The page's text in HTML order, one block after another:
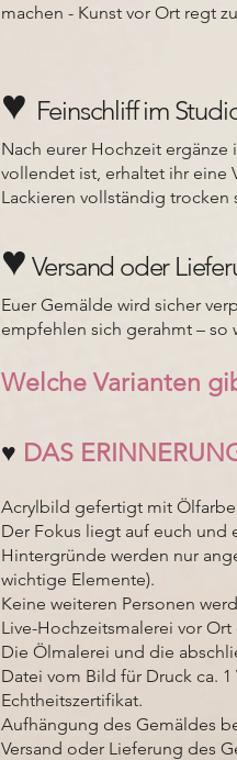
machen - Kunst vor Ort regt
♥️ Feinschliff im
Nach eurer Hochzeit
vollendet ist, erhaltet ihr eine
Lackieren vollständig trocken
♥️ Versand oder
Euer Gemälde wird sicher
empfehlen sich gerahmt – so
Welche Varianten
♥️ DAS
Acrylbild gefertigt mit
Der Fokus liegt auf euch und
Hintergründe werden nur
wichtige Elemente).
Keine weiteren Personen
Live-Hochzeitsmalerei vor Ort
Die Ölmalerei und die
Datei vom Bild für Druck ca.
Echtheitszertifikat.
Aufhängung des Gemäldes
Versand oder Lieferung des